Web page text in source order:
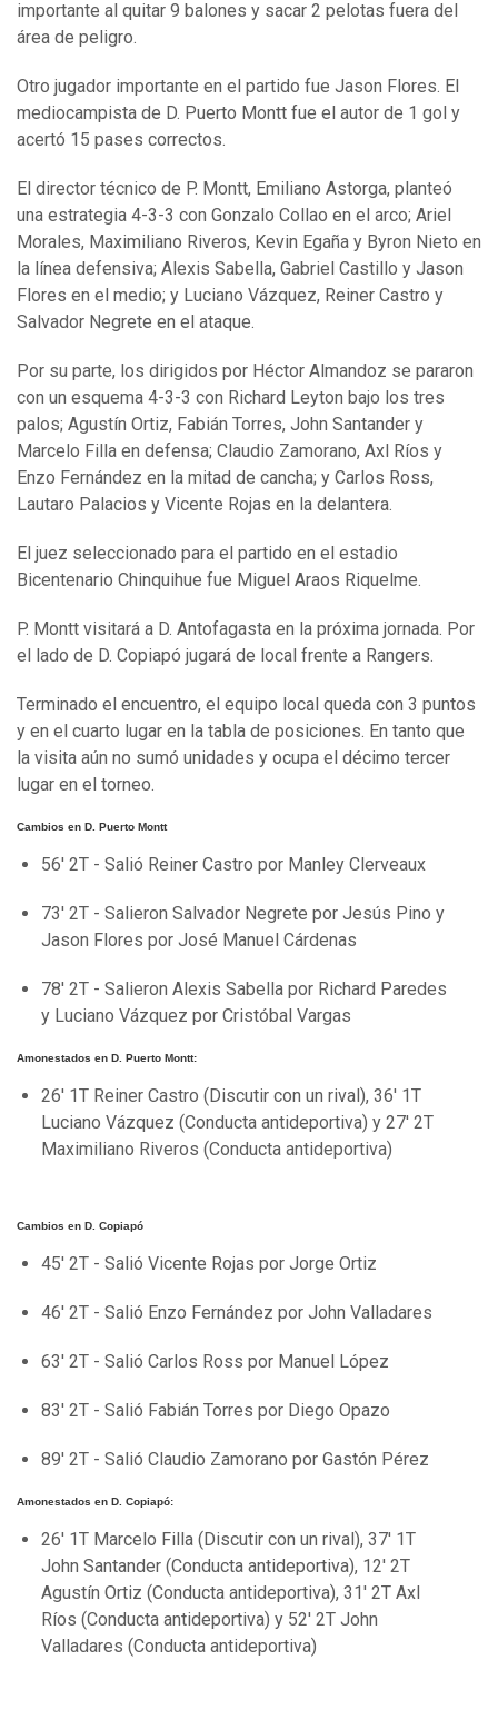
importante al quitar 9 balones y sacar 2 pelotas fuera del
área de peligro.
Otro jugador importante en el partido fue Jason Flores. El
mediocampista de D. Puerto Montt fue el autor de 1 gol y
acertó 15 pases correctos.
El director técnico de P. Montt, Emiliano Astorga, planteó
una estrategia 4-3-3 con Gonzalo Collao en el arco; Ariel
Morales, Maximiliano Riveros, Kevin Egaña y Byron Nieto en
la línea defensiva; Alexis Sabella, Gabriel Castillo y Jason
Flores en el medio; y Luciano Vázquez, Reiner Castro y
Salvador Negrete en el ataque.
Por su parte, los dirigidos por Héctor Almandoz se pararon
con un esquema 4-3-3 con Richard Leyton bajo los tres
palos; Agustín Ortiz, Fabián Torres, John Santander y
Marcelo Filla en defensa; Claudio Zamorano, Axl Ríos y
Enzo Fernández en la mitad de cancha; y Carlos Ross,
Lautaro Palacios y Vicente Rojas en la delantera.
El juez seleccionado para el partido en el estadio
Bicentenario Chinquihue fue Miguel Araos Riquelme.
P. Montt visitará a D. Antofagasta en la próxima jornada. Por
el lado de D. Copiapó jugará de local frente a Rangers.
Terminado el encuentro, el equipo local queda con 3 puntos
y en el cuarto lugar en la tabla de posiciones. En tanto que
la visita aún no sumó unidades y ocupa el décimo tercer
lugar en el torneo.
Cambios en D. Puerto Montt
56' 2T - Salió Reiner Castro por Manley Clerveaux
73' 2T - Salieron Salvador Negrete por Jesús Pino y
Jason Flores por José Manuel Cárdenas
78' 2T - Salieron Alexis Sabella por Richard Paredes
y Luciano Vázquez por Cristóbal Vargas
Amonestados en D. Puerto Montt:
26' 1T Reiner Castro (Discutir con un rival), 36' 1T
Luciano Vázquez (Conducta antideportiva) y 27' 2T
Maximiliano Riveros (Conducta antideportiva)
Cambios en D. Copiapó
45' 2T - Salió Vicente Rojas por Jorge Ortiz
46' 2T - Salió Enzo Fernández por John Valladares
63' 2T - Salió Carlos Ross por Manuel López
83' 2T - Salió Fabián Torres por Diego Opazo
89' 2T - Salió Claudio Zamorano por Gastón Pérez
Amonestados en D. Copiapó:
26' 1T Marcelo Filla (Discutir con un rival), 37' 1T
John Santander (Conducta antideportiva), 12' 2T
Agustín Ortiz (Conducta antideportiva), 31' 2T Axl
Ríos (Conducta antideportiva) y 52' 2T John
Valladares (Conducta antideportiva)